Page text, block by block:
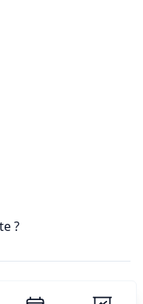
?
droits sont réservés